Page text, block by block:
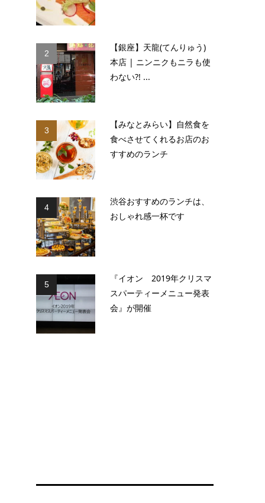
2
【銀座】天龍(てんりゅう)
本店 | ニンニクもニラも使
わない?! ...
3
【みなとみらい】自然食を
食べさせてくれるお店のお
すすめのランチ
4
渋谷おすすめのランチは、
おしゃれ感一杯です
5
『イオン 2019年クリスマ
スパーティーメニュー発表
会』が開催